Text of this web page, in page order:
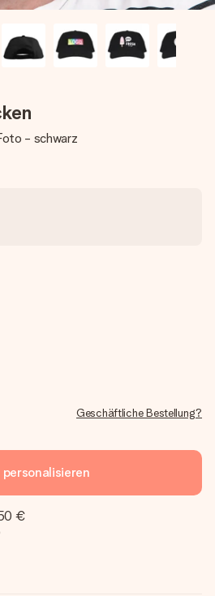
- schwarz
Geschäftliche Bestellung?
personalisieren
€